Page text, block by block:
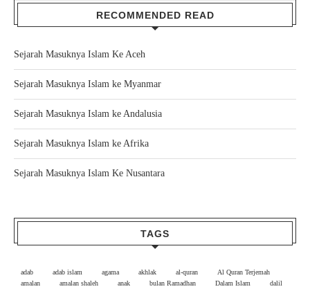
RECOMMENDED READ
Sejarah Masuknya Islam Ke Aceh
Sejarah Masuknya Islam ke Myanmar
Sejarah Masuknya Islam ke Andalusia
Sejarah Masuknya Islam ke Afrika
Sejarah Masuknya Islam Ke Nusantara
TAGS
adab adab islam agama akhlak al-quran
Al Quran Terjemah
amalan
amalan shaleh anak bulan Ramadhan Dalam Islam dalil